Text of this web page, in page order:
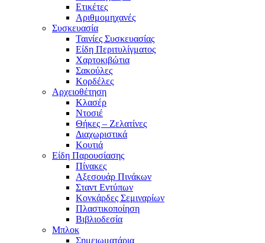
Ετικέτες
Αριθμομηχανές
Συσκευασία
Ταινίες Συσκευασίας
Είδη Περιτυλίγματος
Χαρτοκιβώτια
Σακούλες
Κορδέλες
Αρχειοθέτηση
Κλασέρ
Ντοσιέ
Θήκες – Ζελατίνες
Διαχωριστικά
Κουτιά
Είδη Παρουσίασης
Πίνακες
Αξεσουάρ Πινάκων
Σταντ Εντύπων
Κονκάρδες Σεμιναρίων
Πλαστικοποίηση
Βιβλιοδεσία
Μπλοκ
Σημειωματάρια